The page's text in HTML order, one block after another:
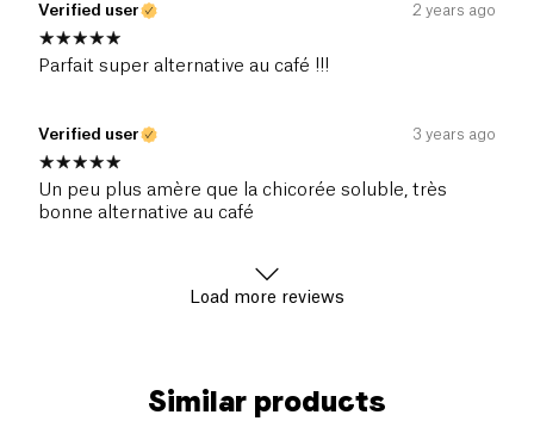
Verified user 2 years ago
Parfait super alternative au café !!!
Verified user 3 years ago
Un peu plus amère que la chicorée soluble, très
bonne alternative au café
Load more reviews
Similar products